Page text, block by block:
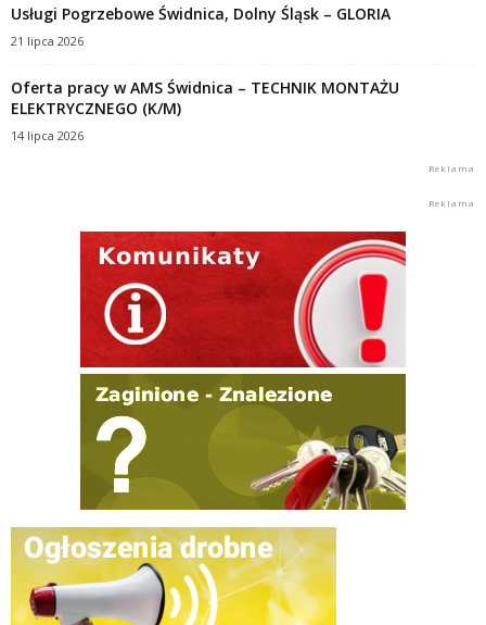
Usługi Pogrzebowe Świdnica, Dolny Śląsk – GLORIA
21 lipca 2026
Oferta pracy w AMS Świdnica – TECHNIK MONTAŻU
ELEKTRYCZNEGO (K/M)
14 lipca 2026